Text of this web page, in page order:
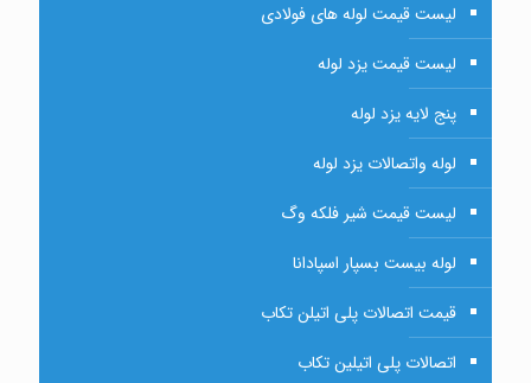
لیست قیمت لوله های فولادی
لیست قیمت یزد لوله
پنج لایه یزد لوله
لوله واتصالات یزد لوله
لیست قیمت شیر فلکه وگ
لوله بیست بسپار اسپادانا
قیمت اتصالات پلی اتیلن تکاب
اتصالات پلی اتیلین تکاب